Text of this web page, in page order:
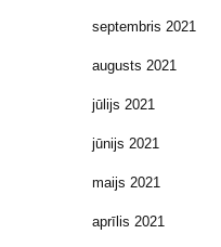
septembris 2021
augusts 2021
jūlijs 2021
jūnijs 2021
maijs 2021
aprīlis 2021